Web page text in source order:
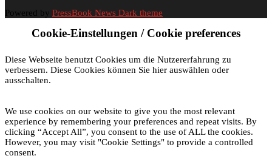
Powered by PressBook News Dark theme
Cookie-Einstellungen / Cookie preferences
Diese Webseite benutzt Cookies um die Nutzererfahrung zu
verbessern. Diese Cookies können Sie hier auswählen oder
ausschalten.
We use cookies on our website to give you the most relevant
experience by remembering your preferences and repeat visits. By
clicking “Accept All”, you consent to the use of ALL the cookies.
However, you may visit "Cookie Settings" to provide a controlled
consent.